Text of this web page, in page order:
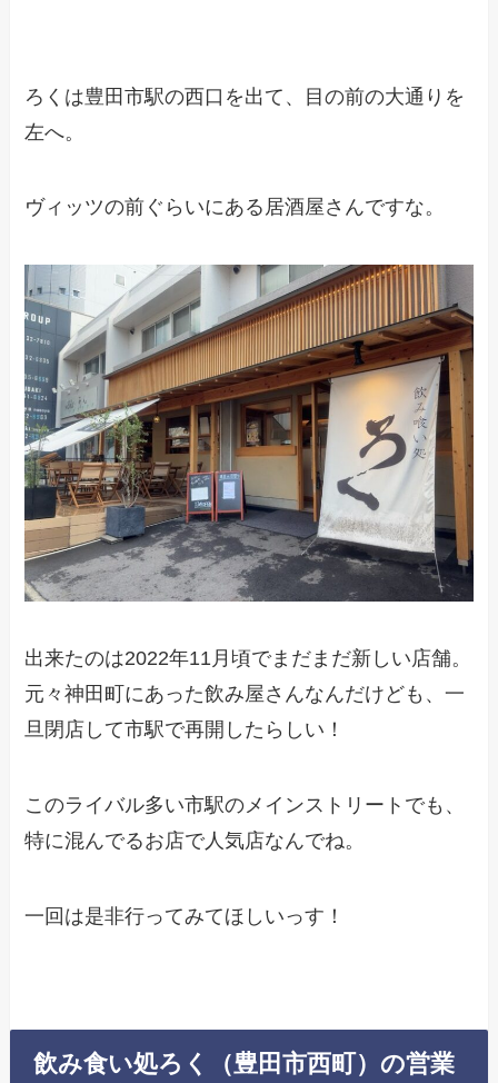
ろくは豊田市駅の西口を出て、目の前の大通りを
左へ。
ヴィッツの前ぐらいにある居酒屋さんですな。
出来たのは2022年11月頃でまだまだ新しい店舗。
元々神田町にあった飲み屋さんなんだけども、一
旦閉店して市駅で再開したらしい！
このライバル多い市駅のメインストリートでも、
特に混んでるお店で人気店なんでね。
一回は是非行ってみてほしいっす！
飲み食い処ろく（豊田市西町）の営業